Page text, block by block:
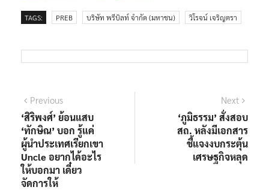
TAGS: PREB บริษัท พรีบิลท์ จำกัด (มหาชน) วิโรจน์ เจริญตรา
แนะแนว
เรื่อง
PreviousPrevious
post:
‘สิริพงศ์’ ย้อนแสบ
‘ทักษิณ’ บอก รู้แค่
ผู้นำประเทศเรียกเขา
Uncle อยากได้อะไร
ให้บอกมา เดี๋ยว
จัดการให้
Next
post:
‘ภูมิธรรม’ สั่งสอบ
สถ. หลังมีเอกสาร
ชี้แจงงบกระตุ้น
เศรษฐกิจหลุด